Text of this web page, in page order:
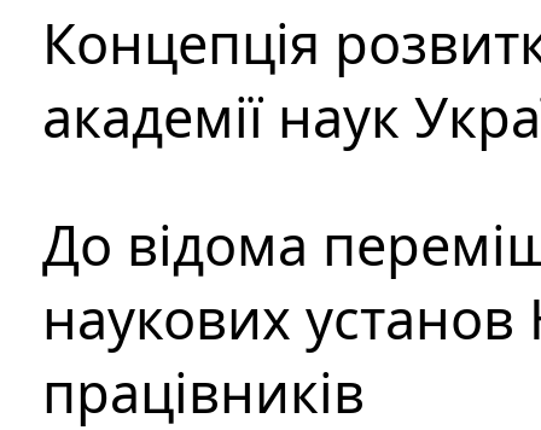
Концепція
академії наук
До відома
наукових установ
працівників